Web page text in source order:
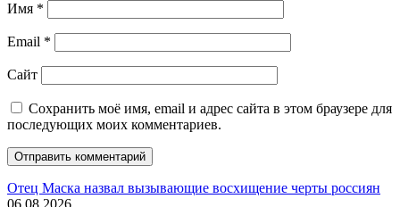
Имя *
Email *
Сайт
Сохранить моё имя, email и адрес сайта в этом браузере для
последующих моих комментариев.
Отец Маска назвал вызывающие восхищение черты россиян